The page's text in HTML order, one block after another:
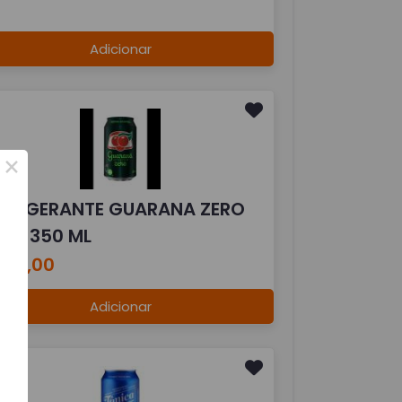
Adicionar
GUARANA ZERO
350 ML
10,00
Adicionar
×